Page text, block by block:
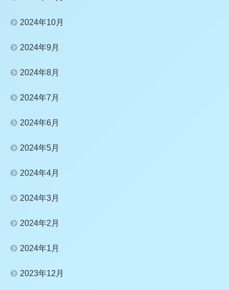
2024年10月
2024年9月
2024年8月
2024年7月
2024年6月
2024年5月
2024年4月
2024年3月
2024年2月
2024年1月
2023年12月